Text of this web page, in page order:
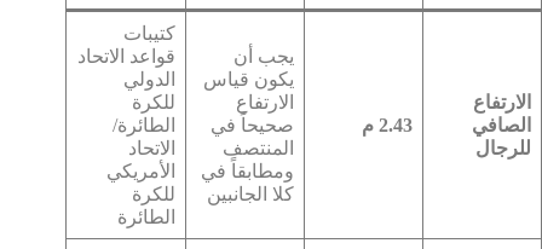
الارتفاع
الصافي
للرجال
2.43 م
يجب أن
يكون قياس
الارتفاع
صحيحاً في
المنتصف
ومطابقاً في
كلا الجانبين
كتيبات
قواعد الاتحاد
الدولي
للكرة
الطائرة/
الاتحاد
الأمريكي
للكرة
الطائرة